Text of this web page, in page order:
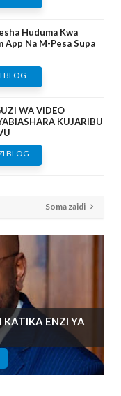
Huduma Kwa
App Na M-Pesa Supa
BLOG
WA VIDEO
KUJARIBU
BLOG
Soma zaidi
ENZI YA